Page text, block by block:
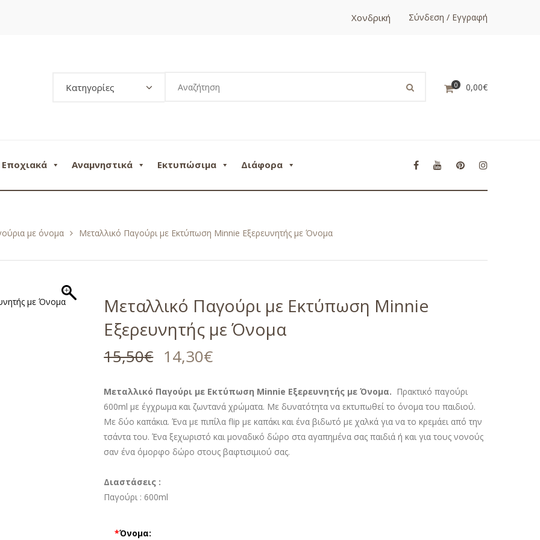
Χονδρική Σύνδεση / Εγγραφή
Κατηγορίες 0 0,00€
Εποχιακά Αναμνηστικά Εκτυπώσιμα Διάφορα
με όνομα Μεταλλικό Παγούρι με Εκτύπωση Minnie Εξερευνητής με Όνομα
Μεταλλικό Παγούρι με Εκτύπωση Minnie
Εξερευνητής με Όνομα
15,50€ 14,30€
Μεταλλικό Παγούρι με Εκτύπωση Minnie Εξερευνητής με Όνομα. Πρακτικό παγούρι
600ml με έγχρωμα και ζωντανά χρώματα. Με δυνατότητα να εκτυπωθεί το όνομα του παιδιού.
Με δύο καπάκια. Ένα με πιπίλα flip με καπάκι και ένα βιδωτό με χαλκά για να το κρεμάει από την
τσάντα του. Ένα ξεχωριστό και μοναδικό δώρο στα αγαπημένα σας παιδιά ή και για τους νονούς
σαν ένα όμορφο δώρο στους βαφτισιμιού σας.
Διαστάσεις :
Παγούρι : 600ml
*Όνομα: